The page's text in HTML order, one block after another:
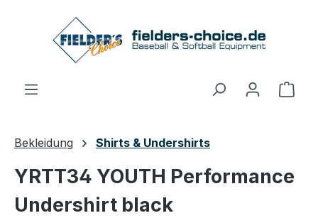
Zum Hauptinhalt springen
Bekleidung Shirts & Undershirts
YRTT34 YOUTH Performance
Undershirt black